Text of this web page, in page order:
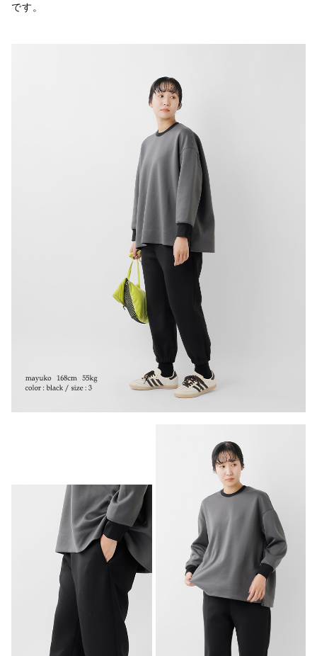
です。